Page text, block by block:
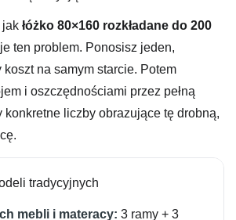
jak łóżko 80×160 rozkładane do 200
ten problem. Ponosisz jeden,
na samym starcie. Potem
i oszczędnościami przez pełną
konkretne liczby obrazujące tę drobną,
tradycyjnych
3 ramy + 3